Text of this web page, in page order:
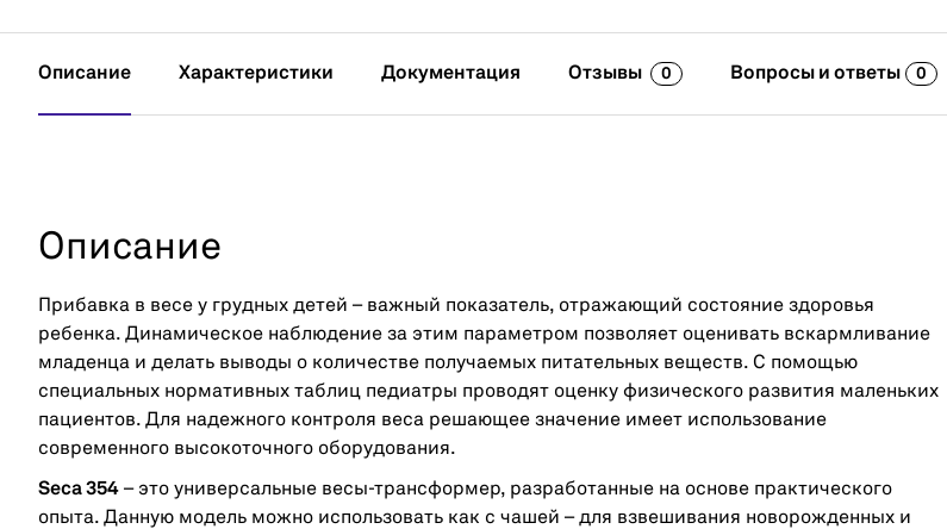
Описание Характеристики Документация Отзывы 0 Вопросы и ответы 0
Описание
Прибавка в весе у грудных детей – важный показатель, отражающий состояние здоровья
ребенка. Динамическое наблюдение за этим параметром позволяет оценивать вскармливание
младенца и делать выводы о количестве получаемых питательных веществ. С помощью
специальных нормативных таблиц педиатры проводят оценку физического развития маленьких
пациентов. Для надежного контроля веса решающее значение имеет использование
современного высокоточного оборудования.
Seca 354 – это универсальные весы-трансформер, разработанные на основе практического
опыта. Данную модель можно использовать как с чашей – для взвешивания новорожденных и